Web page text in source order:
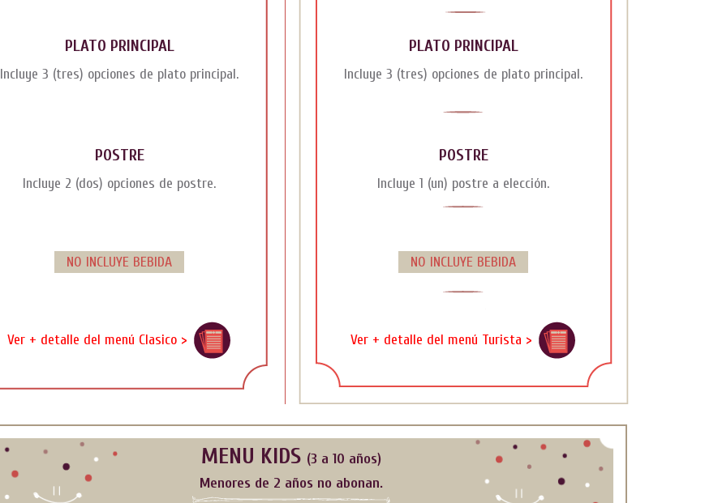
PLATO PRINCIPAL
Incluye 3 (tres) opciones de plato principal.
POSTRE
Incluye 2 (dos) opciones de postre.
NO INCLUYE BEBIDA
Ver + detalle del menú Clasico >
PLATO PRINCIPAL
Incluye 3 (tres) opciones de plato principal.
POSTRE
Incluye 1 (un) postre a elección.
NO INCLUYE BEBIDA
Ver + detalle del menú Turista >
MENU KIDS (3 a 10 años)
Menores de 2 años no abonan.